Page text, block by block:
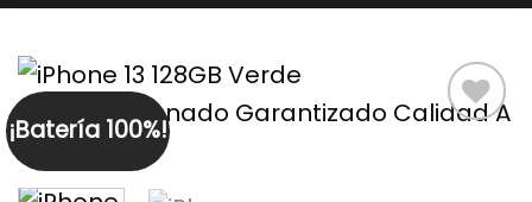
¡Batería 100%!